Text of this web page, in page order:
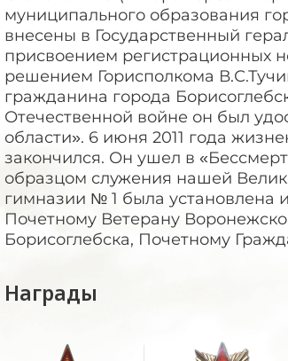
муниципального образования
внесены в Государственный
присвоением регистрационных
решением Горисполкома
гражданина города
Отечественной войне он был
области». 6 июня 2011 года
закончился. Он ушел в
образцом служения нашей
гимназии № 1 была установлена
Почетному Ветерану
Борисоглебска, Почетному
Награды